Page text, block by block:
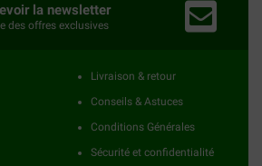
la newsletter
des offres exclusives
Livraison & retour
Conseils & Astuces
Conditions Générales
Sécurité et confidentialité